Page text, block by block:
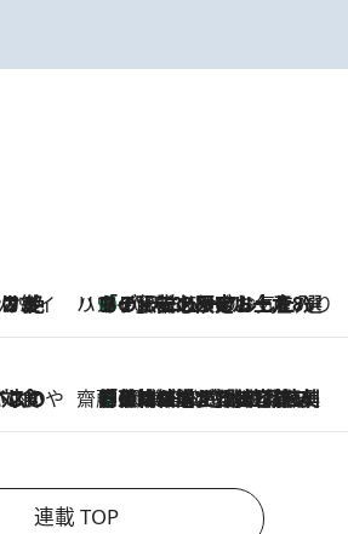
ワイ ハワイ賢者 リサのお気に入りリスト2026.8.6
あの伝説の限定トートも！ リニューアルした「ディーン＆デルーカ ハワイ」で必須のお土産8選
齋藤 薫 美容脳ルネサンス
2026.8.6
「荷物が増えるほど旅ストレスは増す」美容ジャーナリストがたどり着いた最終結論。“化粧品を劇的に減らす”感動の凝縮美容とは
連載 TOP